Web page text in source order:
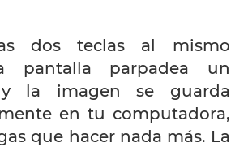
dos teclas al mismo
pantalla parpadea un
la imagen se guarda
en tu computadora,
que hacer nada más. La